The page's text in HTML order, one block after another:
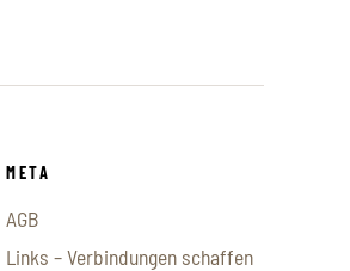
META
AGB
Links – Verbindungen schaffen